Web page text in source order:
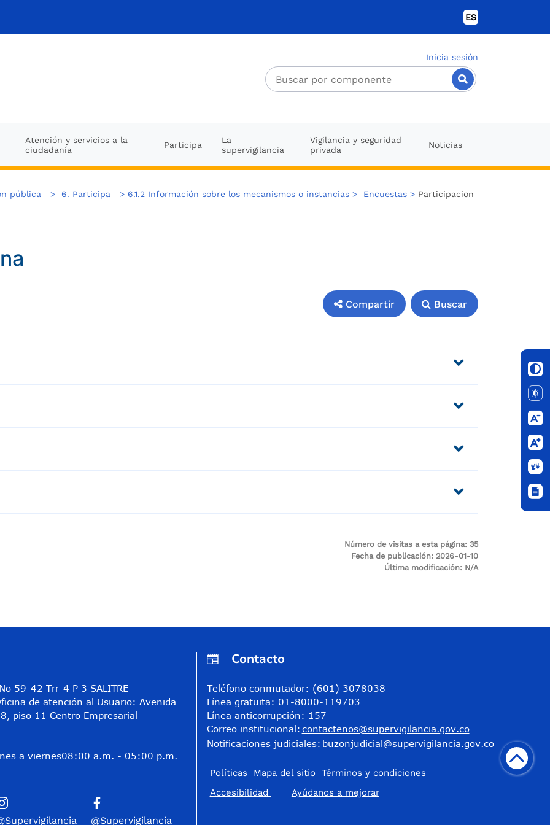
ES
Inicia sesión
Atención y servicios a la
ciudadanía
Participa
La
supervigilancia
Vigilancia y seguridad
privada
Noticias
pública > 6. Participa > 6.1.2 Información sobre los mecanismos o instancias> Encuestas> Participacion
Compartir Buscar
Número de visitas a esta página: 35
Fecha de publicación: 2026-01-10
Última modificación: N/A
59-42 Trr-4 P 3 SALITRE
de atención al Usuario: Avenida
piso 11 Centro Empresarial
a viernes08:00 a.m. - 05:00 p.m.
@Supervigilancia
Contacto
Teléfono conmutador: (601) 3078038
Línea gratuita: 01-8000-119703
Línea anticorrupción: 157
Correo institucional: contactenos@supervigilancia.gov.co
Notificaciones judiciales: buzonjudicial@supervigilancia.gov.co
Políticas Mapa del sitio
Términos y condiciones
Accesibilidad
​Ayúdanos a mejorar